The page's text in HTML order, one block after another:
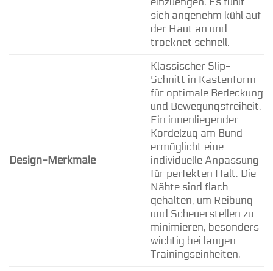
sich angenehm kühl auf
der Haut an und
trocknet schnell.
Design-Merkmale
Klassischer Slip-
Schnitt in Kastenform
für optimale Bedeckung
und Bewegungsfreiheit.
Ein innenliegender
Kordelzug am Bund
ermöglicht eine
individuelle Anpassung
für perfekten Halt. Die
Nähte sind flach
gehalten, um Reibung
und Scheuerstellen zu
minimieren, besonders
wichtig bei langen
Trainingseinheiten.